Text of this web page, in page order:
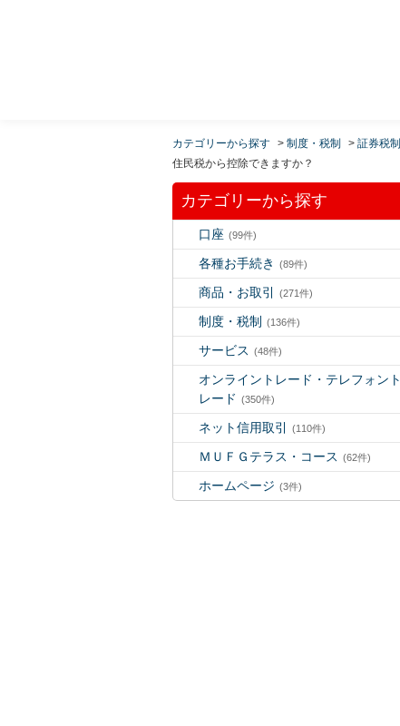
カテゴリーから探す > 制度・税制 > 証券税制
住民税から控除できますか？
カテゴリーから探す
口座 (99件)
各種お手続き (89件)
商品・お取引 (271件)
制度・税制 (136件)
サービス (48件)
オンライントレード・テレフォント
レード (350件)
ネット信用取引 (110件)
ＭＵＦＧテラス・コース (62件)
ホームページ (3件)